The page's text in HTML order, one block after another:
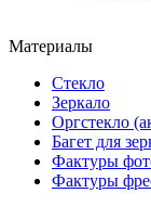
Материалы
Стекло
Зеркало
Оргстекло
Багет для
Фактуры
Фактуры